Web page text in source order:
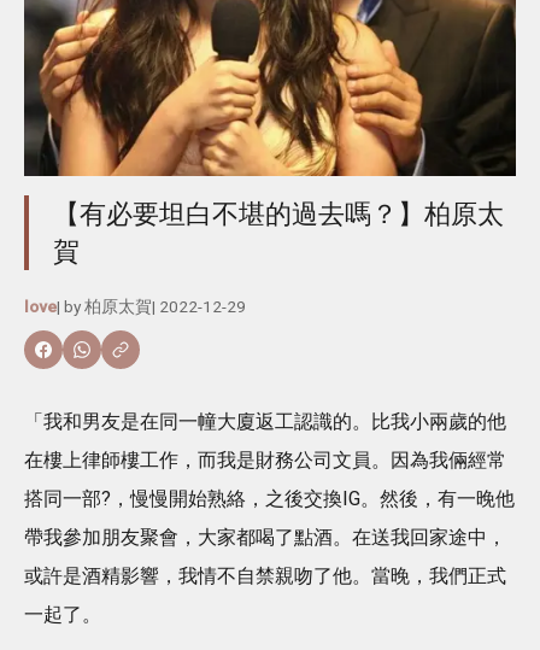
【有必要坦白不堪的過去嗎？】柏原太
賀
love| by柏原太賀| 2022-12-29
「我和男友是在同一幢大廈返工認識的。比我小兩歲的他
在樓上律師樓工作，而我是財務公司文員。因為我倆經常
搭同一部?，慢慢開始熟絡，之後交換IG。然後，有一晚他
帶我參加朋友聚會，大家都喝了點酒。在送我回家途中，
或許是酒精影響，我情不自禁親吻了他。當晚，我們正式
一起了。